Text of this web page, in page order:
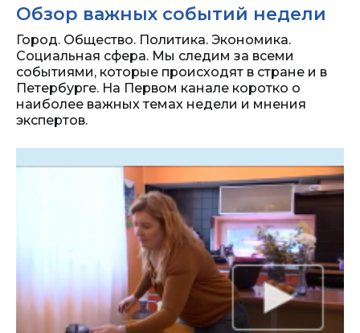
Обзор важных событий недели
Город. Общество. Политика. Экономика.
Социальная сфера. Мы следим за всеми
событиями, которые происходят в стране и в
Петербурге. На Первом канале коротко о
наиболее важных темах недели и мнения
экспертов.